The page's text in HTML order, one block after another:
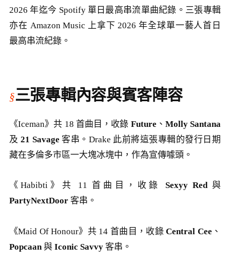
2026 年迄今 Spotify 單日最高串流單曲紀錄。三張專輯
亦在 Amazon Music 上拿下 2026 年全球單一藝人首日
最高串流紀錄。
三張專輯內容與賓客陣容
《Iceman》共 18 首曲目，收錄 Future 、 Molly Santana
及21 Savage 客串。Drake 此前將這張專輯的發行日期
藏在多倫多市區一大塊冰塊中，作為宣傳噱頭。
《Habibti》共 11 首曲目，收錄 Sexyy Red與
PartyNextDoor 客串。
《Maid Of Honour》共 14 首曲目，收錄Central Cee 、
Popcaan與 Iconic Savvy 客串。